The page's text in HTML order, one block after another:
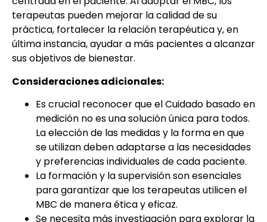
terapeutas pueden mejorar la calidad de su
práctica, fortalecer la relación terapéutica y, en
última instancia, ayudar a más pacientes a alcanzar
sus objetivos de bienestar.
Consideraciones adicionales:
Es crucial reconocer que el Cuidado basado en
medición no es una solución única para todos.
La elección de las medidas y la forma en que
se utilizan deben adaptarse a las necesidades
y preferencias individuales de cada paciente.
La formación y la supervisión son esenciales
para garantizar que los terapeutas utilicen el
MBC de manera ética y eficaz.
Se necesita más investigación para explorar la